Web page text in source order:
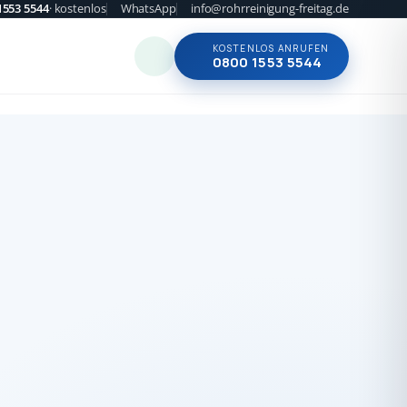
5544· kostenlos WhatsApp info@rohrreinigung-freitag.de
KOSTENLOS ANRUFEN
0800 1553 5544